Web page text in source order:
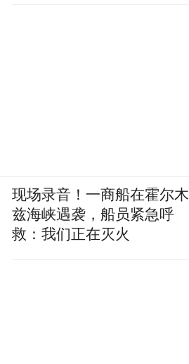
现场录音！一商船在霍尔木
兹海峡遇袭，船员紧急呼
救：我们正在灭火